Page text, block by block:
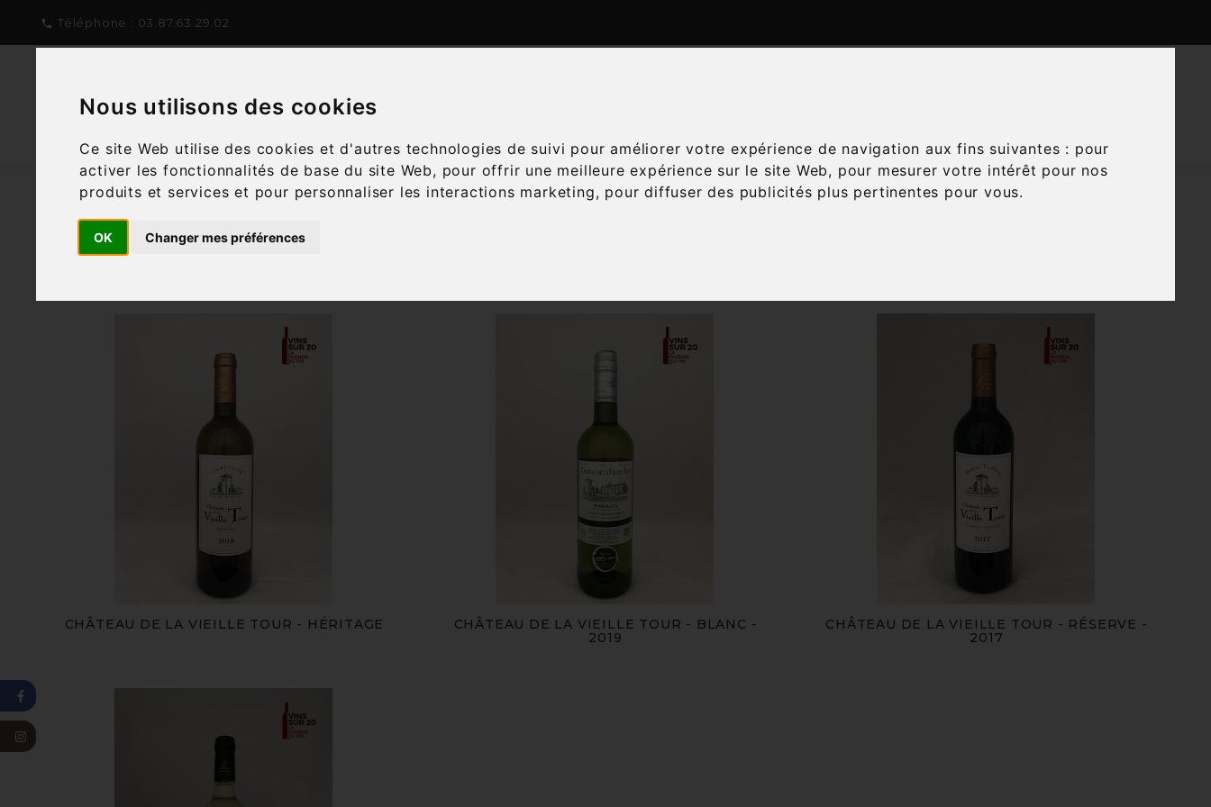
Nous utilisons des cookies
Ce site Web utilise des cookies et d'autres technologies de suivi pour améliorer votre expérience de navigation aux fins suivantes : pour
activer les fonctionnalités de base du site Web, pour offrir une meilleure expérience sur le site Web, pour mesurer votre intérêt pour nos
produits et services et pour personnaliser les interactions marketing, pour diffuser des publicités plus pertinentes pour vous.
OK Changer mes préférences
 Téléphone : 03.87.63.29.02
NOTRE CONCEPT NOTRE CATALOGUE
Accueil Vins Cépage Sauvignon
4 articles
CHÂTEAU DE LA VIEILLE TOUR - HÉRITAGE
CHÂTEAU DE LA VIEILLE TOUR - BLANC -
2019
CHÂTEAU DE LA VIEILLE TOUR - RÉSERVE -
2017